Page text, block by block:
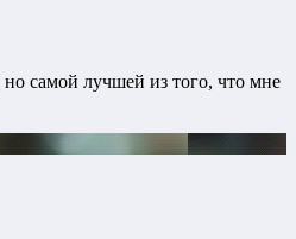
самой лучшей из того, что мне